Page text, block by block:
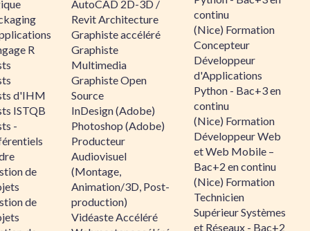
R
d'IHM
ISTQB
-
de
de
AutoCAD 2D-3D /
Revit Architecture
Graphiste accéléré
Graphiste
Multimedia
Graphiste Open
Source
InDesign (Adobe)
Photoshop (Adobe)
Producteur
Audiovisuel
(Montage,
Animation/3D, Post-
production)
Vidéaste Accéléré
continu
(Nice) Formation
Concepteur
Développeur
d'Applications
Python - Bac+3 en
continu
(Nice) Formation
Développeur Web
et Web Mobile –
Bac+2 en continu
(Nice) Formation
Technicien
Supérieur Systèmes
et Réseaux - Bac+2